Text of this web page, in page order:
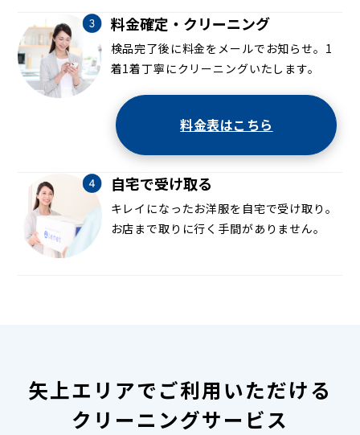
料金確定・クリーニング
検品完了後に料金をメールでお知らせ。1
着1着丁寧にクリーニングいたします。
料金表はこちら
自宅で受け取る
キレイになったお洋服を自宅で受け取り。
お店まで取りに行く手間がありません。
矢上エリアでご利用いただける
クリーニングサービス